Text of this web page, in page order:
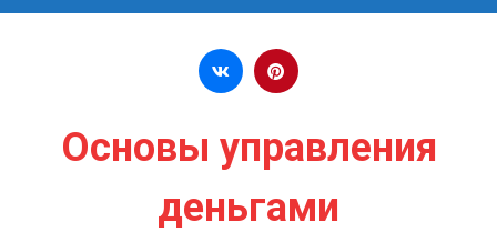
Перейти к содержимому
Основы управления
деньгами